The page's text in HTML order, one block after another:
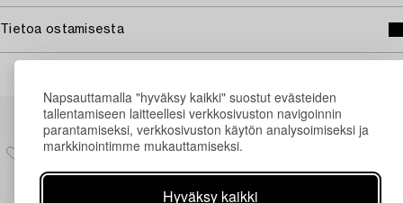
Napsauttamalla "hyväksy kaikki" suostut evästeiden
tallentamiseen laitteellesi verkkosivuston navigoinnin
parantamiseksi, verkkosivuston käytön analysoimiseksi ja
markkinointimme mukauttamiseksi.
Hyväksy kaikki
Tietoa ostamisesta
Muiden katsomia kohteita